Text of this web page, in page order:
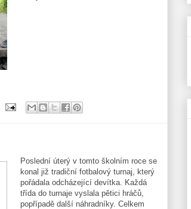
Poslední úterý v tomto školním roce se
konal již tradiční fotbalový turnaj, který
pořádala odcházející devítka. Každá
třída do turnaje vyslala pětici hráčů,
popřípadě další náhradníky. Celkem